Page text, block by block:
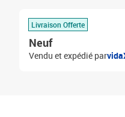
Livraison Offerte
Neuf
Vendu et expédié par